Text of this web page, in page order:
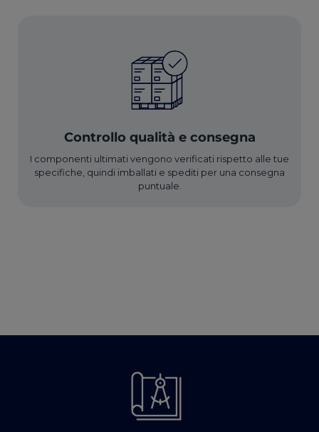
Controllo qualità e consegna
I componenti ultimati vengono verificati rispetto alle tue
specifiche, quindi imballati e spediti per una consegna
puntuale.